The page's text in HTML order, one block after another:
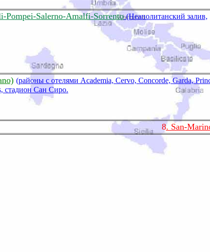
Pompei-Salerno-Amalfi-Sorrento (Неаполитанский залив,
(районы с отелями Academia, Cervo, Concorde, Garda,
стадион Сан Сиро.
8. San-